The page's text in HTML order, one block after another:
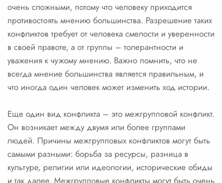
очень сложными, потому что человеку приходится
противостоять мнению большинства. Разрешение таких
конфликтов требует от человека смелости и уверенности
в своей правоте, а от группы – толерантности и
уважения к чужому мнению. Важно помнить, что не
всегда мнение большинства является правильным, и
что иногда один человек может изменить ход истории.
Еще один вид конфликта – это межгрупповой конфликт.
Он возникает между двумя или более группами
людей. Причины межгрупповых конфликтов могут быть
самыми разными: борьба за ресурсы, разница в
культуре, религии или идеологии, исторические обиды
и так далее. Межгрупповые конфликты могут быть очень